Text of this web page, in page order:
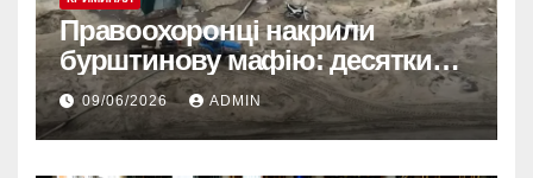
Правоохоронці накрили
бурштинову мафію: десятки
обшуків у різних регіонах
09/06/2026 ADMIN